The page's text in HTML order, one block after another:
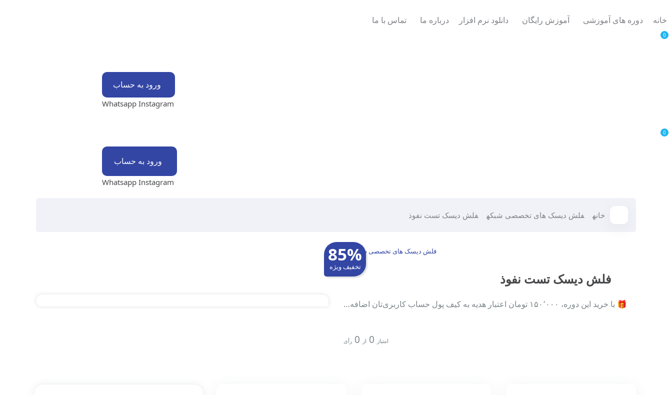
خانه دوره های آموزشی آموزش رایگان دانلود نرم افزار درباره ما تماس با ما
0
ورود به حساب
Whatsapp Instagram
0
ورود به حساب
Whatsapp Instagram
خانه فلش دیسک های تخصصی شبکه فلش دیسک تست نفوذ
فلش دیسک های تخصصی شبکه
فلش دیسک تست نفوذ
🎁 با خرید این دوره، ۱۵۰٬۰۰۰ تومان اعتبار هدیه به کیف پول حساب کاربری‌تان اضافه…
امتیاز 0 از 0 رأی
85%
تخفیف ویژه